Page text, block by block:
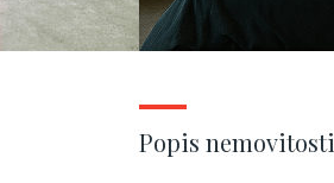
Popis nemovitosti